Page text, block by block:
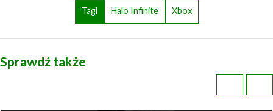
Tagi Halo Infinite Xbox
Sprawdź także